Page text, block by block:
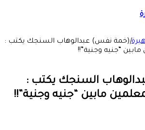
|(خمة نفس) عبدالوهاب السنجك يكتب :
“جنيه وجنية”!!
السنجك يكتب :
مابين “جنيه وجنية”!!